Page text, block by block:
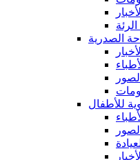
الأخبار
الصدرية
الأخبار
الصور
للأطفال
الصور
الأخبار